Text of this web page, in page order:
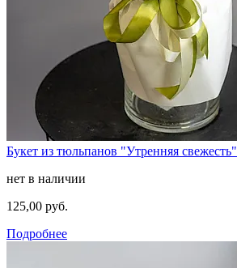
Букет из тюльпанов "Утренняя свежесть"
нет в наличии
125,00 руб.
Подробнее